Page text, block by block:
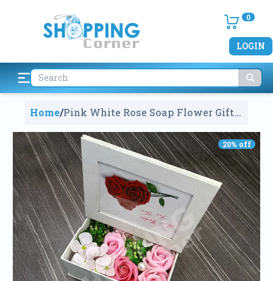
0
LOGIN
Home/Pink White Rose Soap Flower Gift
20% off